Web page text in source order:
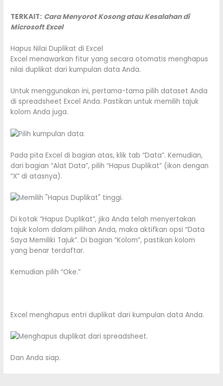
TERKAIT: Cara Menyorot Kosong atau Kesalahan di
Microsoft Excel
Hapus Nilai Duplikat di Excel
Excel menawarkan fitur yang secara otomatis menghapus
nilai duplikat dari kumpulan data Anda.
Untuk menggunakan ini, pertama-tama pilih dataset Anda
di spreadsheet Excel Anda. Pastikan untuk memilih tajuk
kolom Anda juga.
Pada pita Excel di bagian atas, klik tab “Data”. Kemudian,
dari bagian “Alat Data”, pilih “Hapus Duplikat” (ikon dengan
“X” di atasnya).
Di kotak “Hapus Duplikat”, jika Anda telah menyertakan
tajuk kolom dalam pilihan Anda, maka aktifkan opsi “Data
Saya Memiliki Tajuk”. Di bagian “Kolom”, pastikan kolom
yang benar terdaftar.
Kemudian pilih “Oke.”
Excel menghapus entri duplikat dari kumpulan data Anda.
Dan Anda siap.